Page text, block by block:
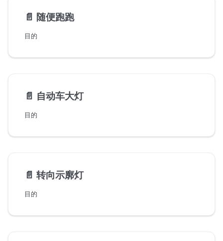
📄️ 随便跑跑
目的
📄️ 自动车大灯
目的
📄️ 转向示廓灯
目的